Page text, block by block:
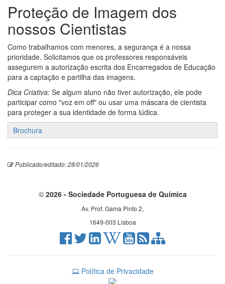
Proteção de Imagem dos
nossos Cientistas
Como trabalhamos com menores, a segurança é a nossa
prioridade. Solicitamos que os professores responsáveis
assegurem a autorização escrita dos Encarregados de Educação
para a captação e partilha das imagens.
Dica Criativa: Se algum aluno não tiver autorização, ele pode
participar como "voz em off" ou usar uma máscara de cientista
para proteger a sua identidade de forma lúdica.
Brochura
Publicado/editado: 28/01/2026
© 2026 - Sociedade Portuguesa de Química
Av. Prof. Gama Pinto 2,
1649-003 Lisboa
Política de Privacidade